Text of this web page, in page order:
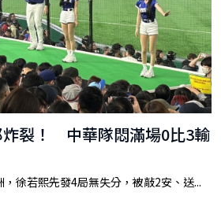
炸裂！ 中華隊悶滿場0比3輸
徐若熙先發4局無失分，被敲2安、送...